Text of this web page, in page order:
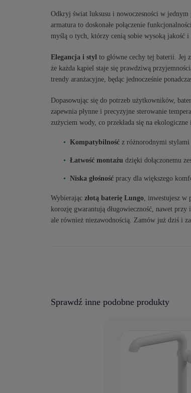
Odkryj świat luksusu i nowoczesności w jednym
armatura to doskonałe połączenie
myślą o tych, którzy cenią sobie wysoką jakość i
Elegancja i styl to główne cechy tej baterii. Jej
że każda kąpiel staje się prawdziwą
trendy aranżacyjne, będąc jednocześnie
Dopasowując się do potrzeb użytkowników,
zapewnia płynne i precyzyjne sterowanie
zużyciem wody, co przekłada się na
Kompatybilnośćz różnorodnymi stylami
Łatwość montażu dzięki dołączonemu
Niska głośnośćpracy dla większego
Wybierając złotą baterię Lungo, inwestujesz w
korozję gwarantują długowieczność, nawet
ale również niezawodnością. Zamów już dziś i
Sprawdź inne podobne produkty